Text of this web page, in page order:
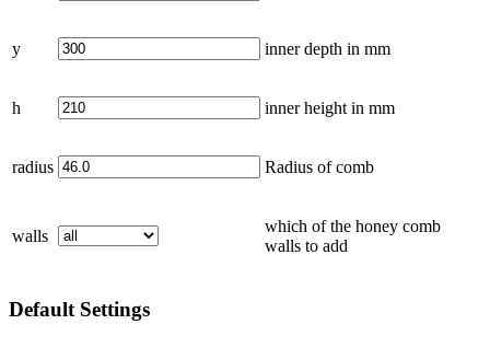
y inner depth in mm
h inner height in mm
radius Radius of comb
walls
which of the honey comb
walls to add
Default Settings